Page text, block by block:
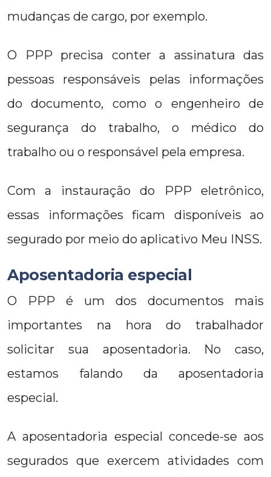
mudanças de cargo, por exemplo.
O PPP precisa conter a assinatura das
pessoas responsáveis pelas informações
do documento, como o engenheiro de
segurança do trabalho, o médico do
trabalho ou o responsável pela empresa.
Com a instauração do PPP eletrônico,
essas informações ficam disponíveis ao
segurado por meio do aplicativo Meu INSS.
Aposentadoria especial
O PPP é um dos documentos mais
importantes na hora do trabalhador
solicitar sua aposentadoria. No caso,
estamos falando da aposentadoria
especial.
A aposentadoria especial concede-se aos
segurados que exercem atividades com